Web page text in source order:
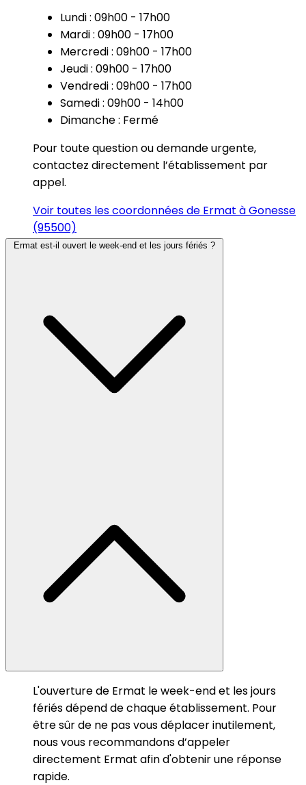
Lundi : 09h00 - 17h00
Mardi : 09h00 - 17h00
Mercredi : 09h00 - 17h00
Jeudi : 09h00 - 17h00
Vendredi : 09h00 - 17h00
Samedi : 09h00 - 14h00
Dimanche : Fermé
Pour toute question ou demande urgente,
contactez directement l’établissement par
appel.
Voir toutes les coordonnées de Ermat à Gonesse
(95500)
Ermat est-il ouvert le week-end et les jours fériés ?
L'ouverture de Ermat le week-end et les jours
fériés dépend de chaque établissement. Pour
être sûr de ne pas vous déplacer inutilement,
nous vous recommandons d’appeler
directement Ermat afin d'obtenir une réponse
rapide.